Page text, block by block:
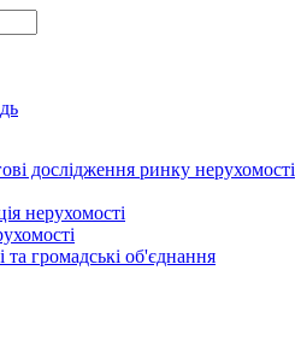
дослідження ринку нерухомості
нерухомості
та громадські об'єднання